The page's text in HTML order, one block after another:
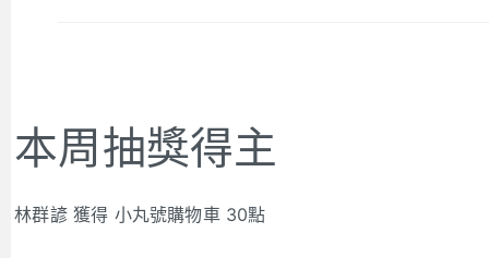
本周抽獎得主
林群諺 獲得 小丸號購物車 30點